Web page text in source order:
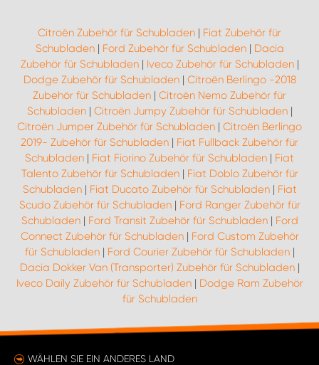
Citroën Zubehör für Schubladen | Fiat Zubehör für
Schubladen| Ford Zubehör für Schubladen| Dacia
Zubehör für Schubladen| Iveco Zubehör für Schubladen|
Dodge Zubehör für Schubladen| Citroën Berlingo -2018
Zubehör für Schubladen | Citroën Nemo Zubehör für
Schubladen| Citroën Jumpy Zubehör für Schubladen|
Citroën Jumper Zubehör für Schubladen | Citroën Berlingo
2019- Zubehör für Schubladen | Fiat Fullback Zubehör für
Schubladen | Fiat Fiorino Zubehör für Schubladen | Fiat
Talento Zubehör für Schubladen| Fiat Doblo Zubehör für
Schubladen| Fiat Ducato Zubehör für Schubladen| Fiat
Scudo Zubehör für Schubladen| Ford Ranger Zubehör für
Schubladen| Ford Transit Zubehör für Schubladen| Ford
Connect Zubehör für Schubladen| Ford Custom Zubehör
für Schubladen| Ford Courier Zubehör für Schubladen|
Dacia Dokker Van (Transporter) Zubehör für Schubladen|
Iveco Daily Zubehör für Schubladen| Dodge Ram Zubehör
für Schubladen
WÄHLEN SIE EIN ANDERES LAND